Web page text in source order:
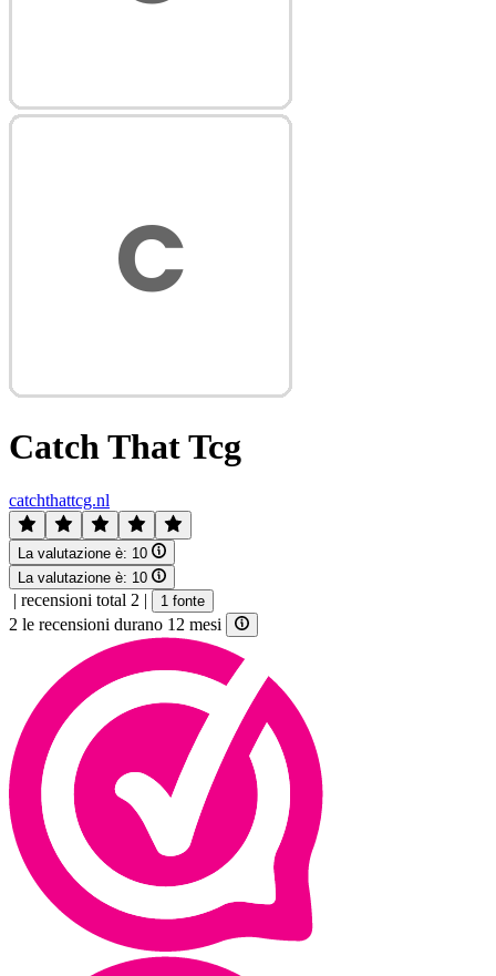
Catch That Tcg
catchthattcg.nl
La valutazione è: 10
La valutazione è: 10
| recensioni total 2 | 1 fonte
2 le recensioni durano 12 mesi